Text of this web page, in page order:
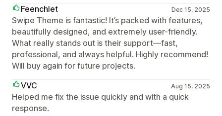
Feenchlet
Dec 15, 2025
Swipe Theme is fantastic! It’s packed with features,
beautifully designed, and extremely user-friendly.
What really stands out is their support—fast,
professional, and always helpful. Highly recommend!
Will buy again for future projects.
VVC
Aug 15, 2025
Helped me fix the issue quickly and with a quick
response.